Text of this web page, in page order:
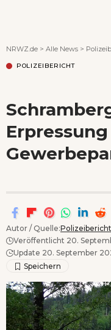
NRWZ.de > Alle News >
POLIZEIBERICHT
Autor / Quelle:
Veröffentlicht 20.
Update 20. September